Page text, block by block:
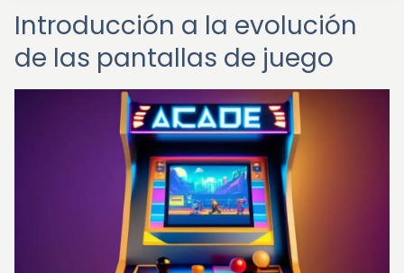
Introducción a la evolución
de las pantallas de juego